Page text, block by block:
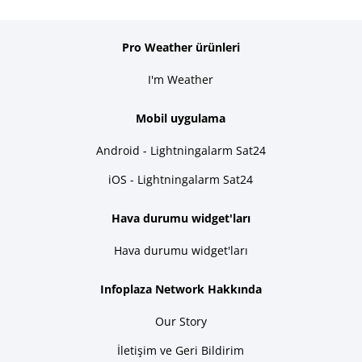
Pro Weather ürünleri
I'm Weather
Mobil uygulama
Android - Lightningalarm Sat24
iOS - Lightningalarm Sat24
Hava durumu widget'ları
Hava durumu widget'ları
Infoplaza Network Hakkında
Our Story
İletişim ve Geri Bildirim